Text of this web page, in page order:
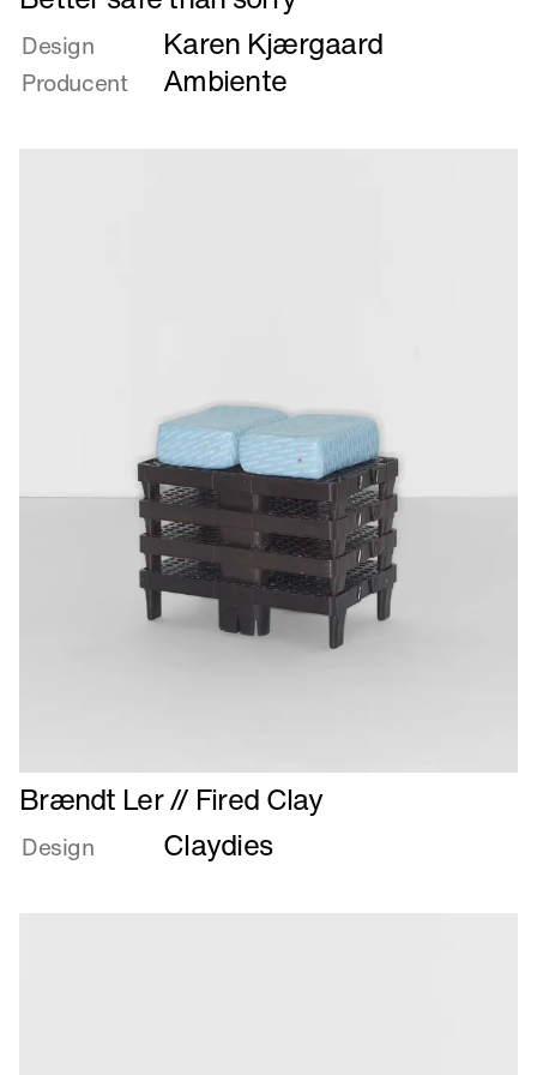
mere
om
Better
safe
Design Karen Kjærgaard
Producent Ambiente
Læs
mere
om
Brændt Ler // Fired Clay
Design Claydies